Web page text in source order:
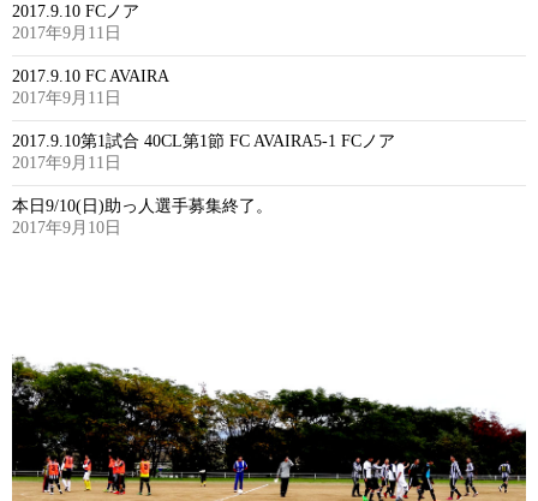
2017.9.10 FCノア
2017年9月11日
2017.9.10 FC AVAIRA
2017年9月11日
2017.9.10第1試合 40CL第1節 FC AVAIRA5-1 FCノア
2017年9月11日
本日9/10(日)助っ人選手募集終了。
2017年9月10日